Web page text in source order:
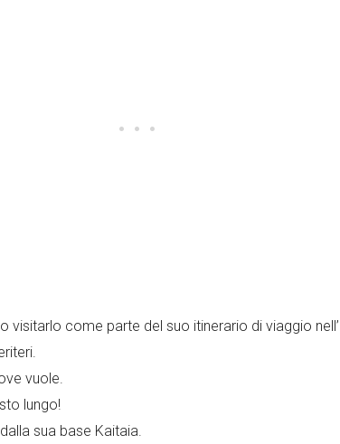
visitarlo come parte del suo itinerario di viaggio
vuole.
lungo!
sua base Kaitaia.